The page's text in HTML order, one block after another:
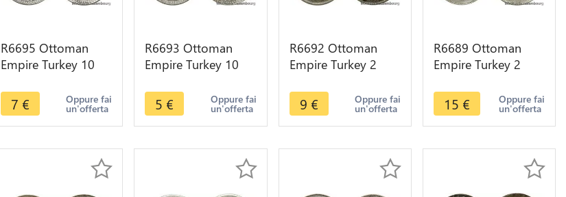
R6695 Ottoman
Empire Turkey 10
El Ghazi AH 1327 /8
1916 -->Offer
7 € Oppure fai
un'offerta
R6693 Ottoman
Empire Turkey 10
Reshat AH 1327 /7
1915 -> M offer
5 € Oppure fai
un'offerta
R6692 Ottoman
Empire Turkey 2
Hamid II AH 1293
/22 1897 Silver
9 € Oppure fai
un'offerta
R6689 Ottoman
Empire Turkey 2
Hamid II AH 1293
/27 1902 Silver
15 € Oppure fai
un'offerta